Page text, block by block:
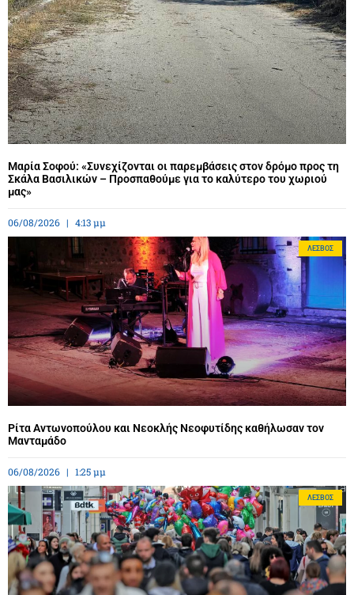
Μαρία Σοφού: «Συνεχίζονται οι παρεμβάσεις στον δρόμο προς τη
Σκάλα Βασιλικών – Προσπαθούμε για το καλύτερο του χωριού
μας»
06/08/2026 4:13 μμ
ΛΈΣΒΟΣ
Ρίτα Αντωνοπούλου και Νεοκλής Νεοφυτίδης καθήλωσαν τον
Μανταμάδο
06/08/2026 1:25 μμ
ΛΈΣΒΟΣ